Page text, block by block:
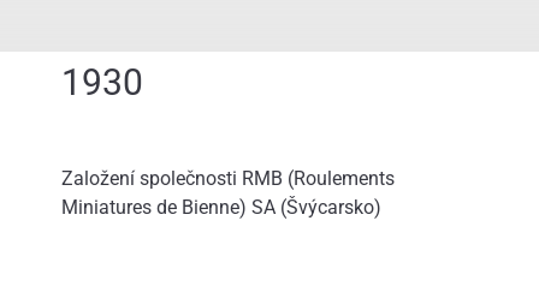
1930
Založení společnosti RMB (Roulements
Miniatures de Bienne) SA (Švýcarsko)